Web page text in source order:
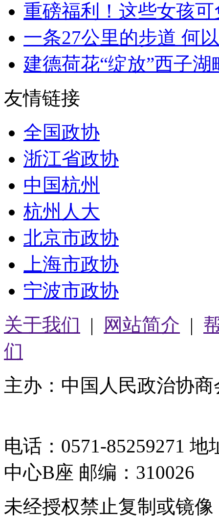
重磅福利！这些女孩
一条27公里的步道 何
建德荷花“绽放”西子湖
友情链接
全国政协
浙江省政协
中国杭州
杭州人大
北京市政协
上海市政协
宁波市政协
关于我们 | 网站简介 |
们
主办：中国人民政治协
电话：0571-85259271
中心B座 邮编：310026
未经授权禁止复制或镜